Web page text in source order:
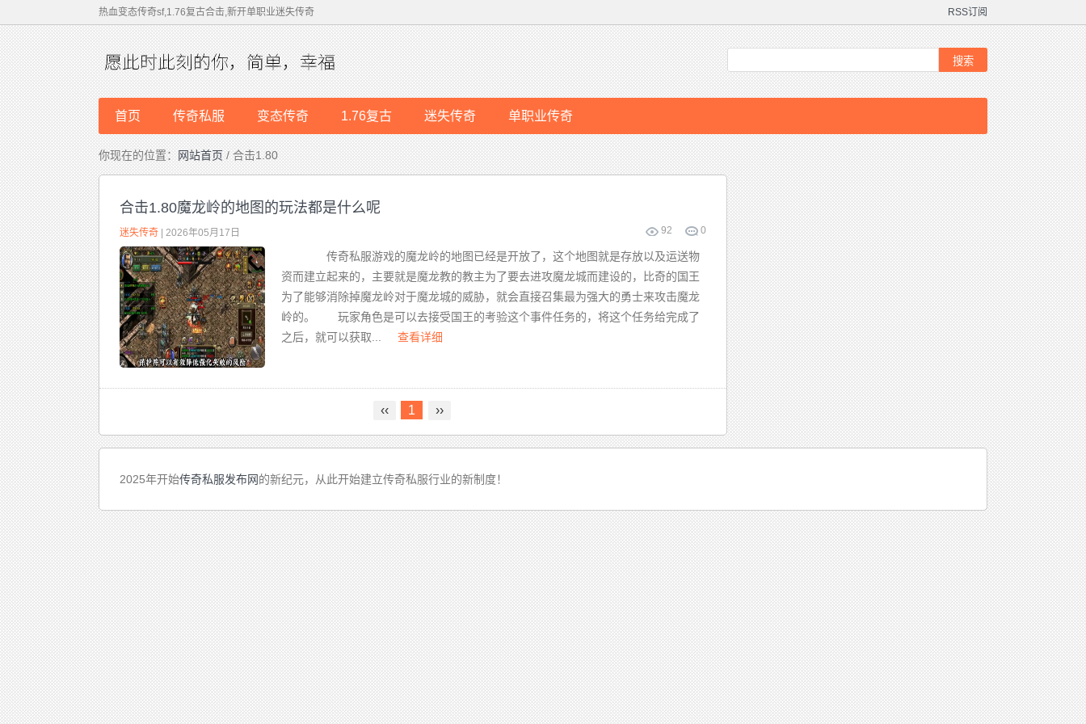
RSS订阅
热血变态传奇sf,1.76复古合击,新开单职业迷失传奇
首页 传奇私服 变态传奇 1.76复古 迷失传奇 单职业传奇
你现在的位置：网站首页/ 合击1.80
合击1.80魔龙岭的地图的玩法都是什么呢
92 0
迷失传奇 | 2026年05月17日
传奇私服游戏的魔龙岭的地图已经是开放了，这个地图就是存放以及运送物
资而建立起来的，主要就是魔龙教的教主为了要去进攻魔龙城而建设的，比奇的国王
为了能够消除掉魔龙岭对于魔龙城的威胁，就会直接召集最为强大的勇士来攻击魔龙
岭的。 玩家角色是可以去接受国王的考验这个事件任务的，将这个任务给完成了
之后，就可以获取...
查看详细
‹‹ 1 ››
2025年开始传奇私服发布网的新纪元，从此开始建立传奇私服行业的新制度！